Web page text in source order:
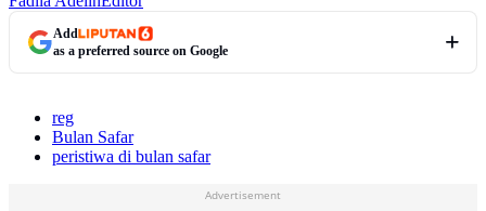
Add
as a preferred source on Google
reg
Bulan Safar
peristiwa di bulan safar
Advertisement